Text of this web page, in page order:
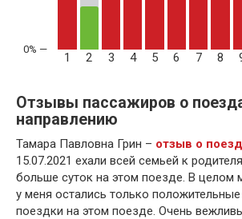
1 2 3 4 5 6 7 8
Отзывы пассажиров о
направлению
Тамара Павловна Грин – отзыв о
15.07.2021 ехали всей семьей к
больше суток на этом поезде. В целом
у меня остались только положительные
поездки на этом поезде. Очень